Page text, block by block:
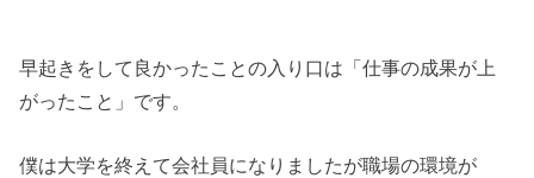
早起きをして良かったことの入り口は「仕事の成果が上
がったこと」です。
僕は大学を終えて会社員になりましたが職場の環境が